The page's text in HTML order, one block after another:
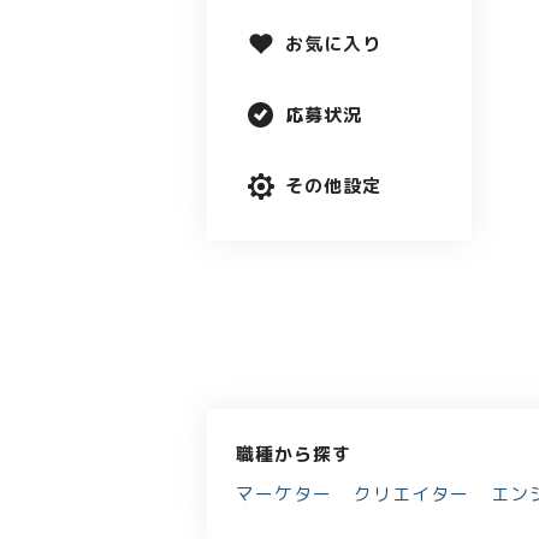
お気に入り
応募状況
その他設定
職種から探す
マーケター
クリエイター エン